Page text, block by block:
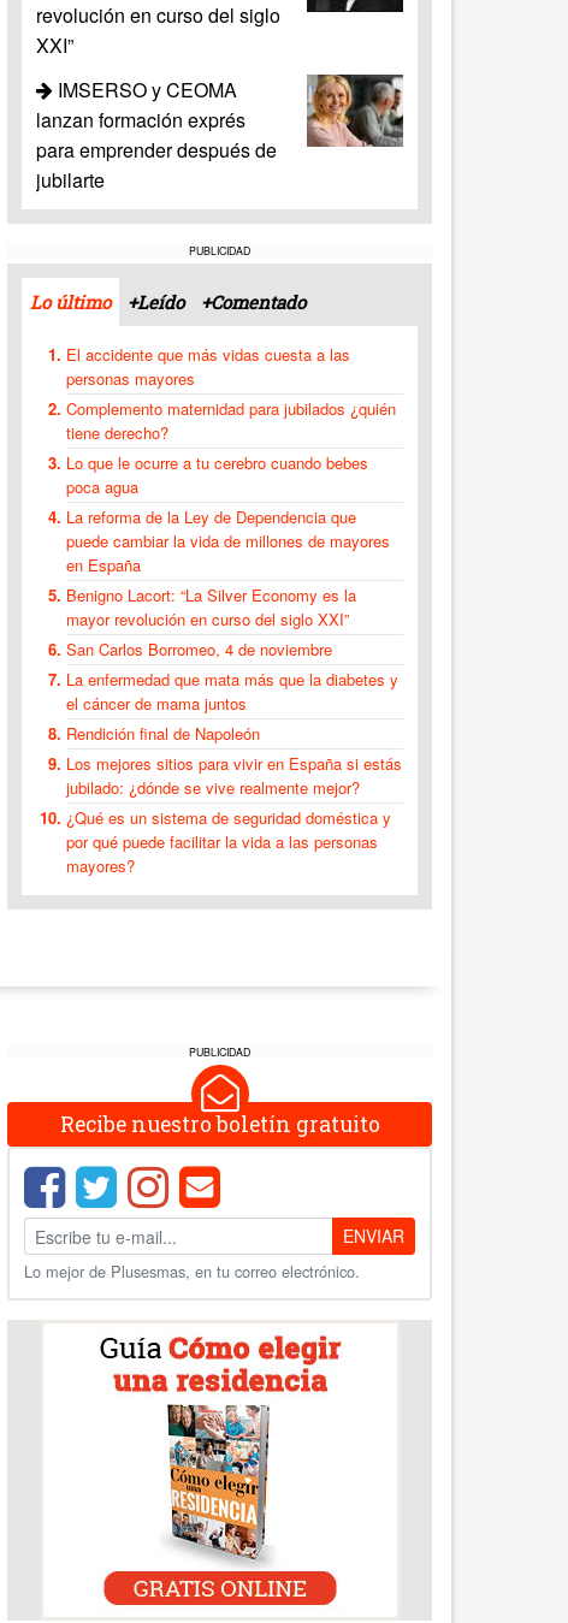
revolución en curso del siglo
XXI”
IMSERSO y CEOMA
lanzan formación exprés
para emprender después de
jubilarte
PUBLICIDAD
Lo último +Leído +Comentado
El accidente que más vidas cuesta a las
personas mayores
Complemento maternidad para jubilados ¿quién
tiene derecho?
Lo que le ocurre a tu cerebro cuando bebes
poca agua
La reforma de la Ley de Dependencia que
puede cambiar la vida de millones de mayores
en España
Benigno Lacort: “La Silver Economy es la
mayor revolución en curso del siglo XXI”
San Carlos Borromeo, 4 de noviembre
La enfermedad que mata más que la diabetes y
el cáncer de mama juntos
Rendición final de Napoleón
Los mejores sitios para vivir en España si estás
jubilado: ¿dónde se vive realmente mejor?
¿Qué es un sistema de seguridad doméstica y
por qué puede facilitar la vida a las personas
mayores?
PUBLICIDAD
Recibe nuestro boletín gratuito
ENVIAR
Lo mejor de Plusesmas, en tu correo electrónico.